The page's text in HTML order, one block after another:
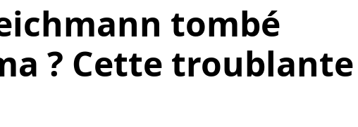
tombé
? Cette troublante